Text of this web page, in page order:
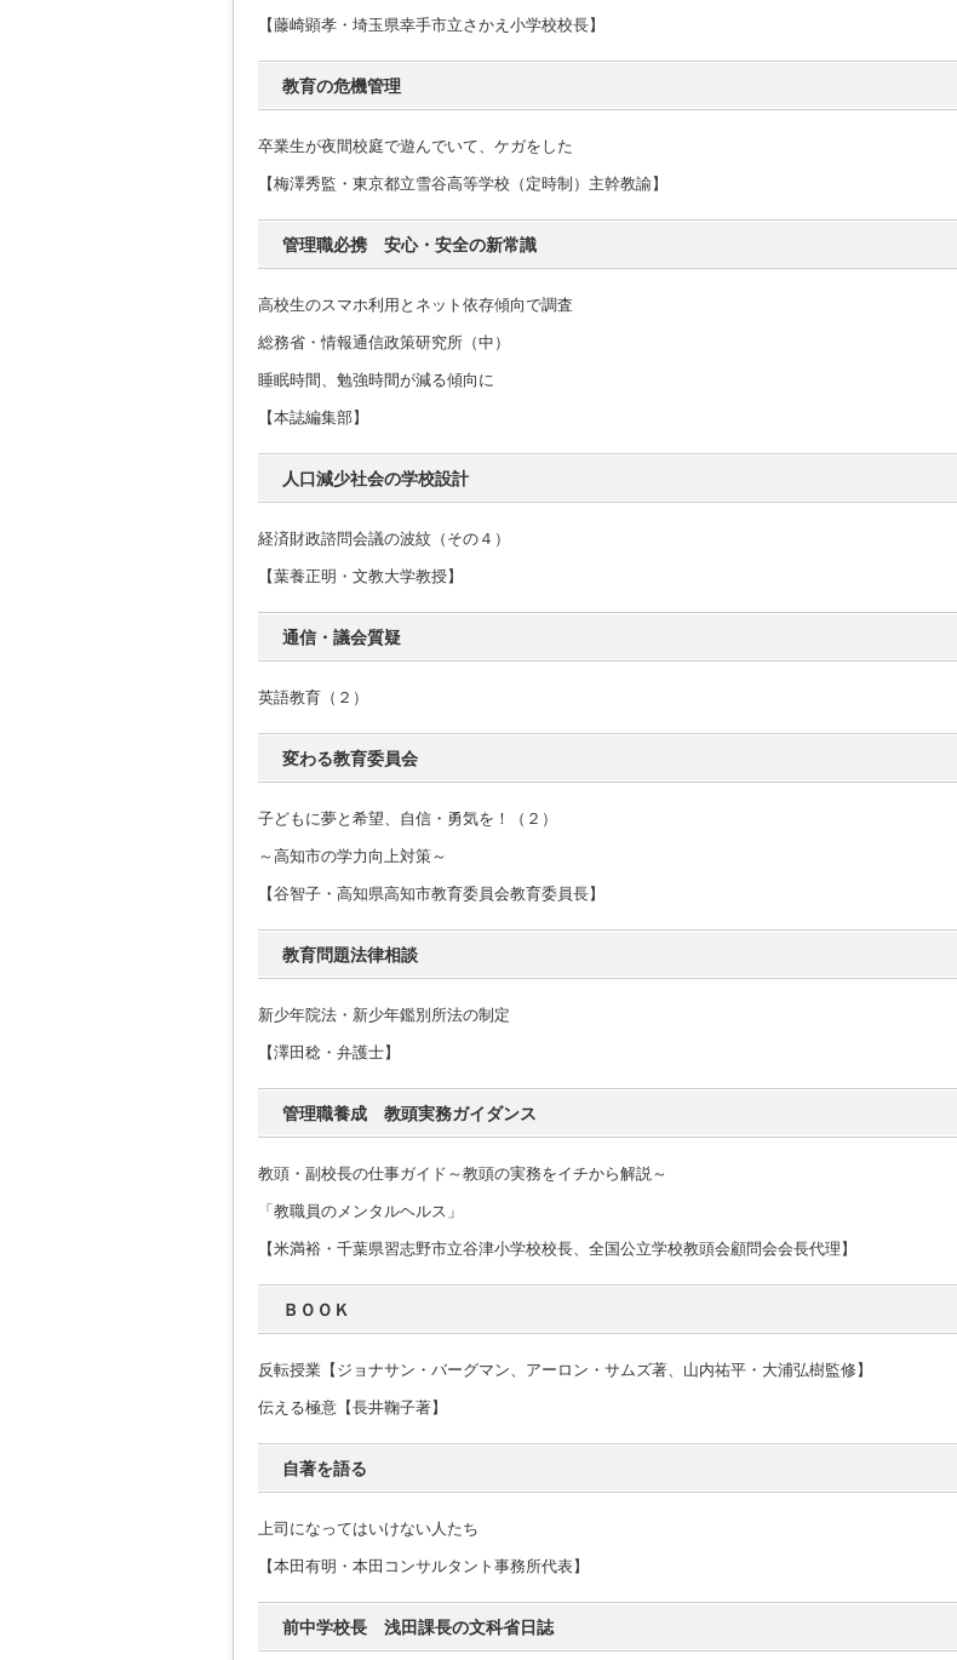
【藤崎顕孝・埼玉県幸手市立さかえ小学校校長】
教育の危機管理
卒業生が夜間校庭で遊んでいて、ケガをした
【梅澤秀監・東京都立雪谷高等学校（定時制）主幹教諭】
管理職必携 安心・安全の新常識
高校生のスマホ利用とネット依存傾向で調査
総務省・情報通信政策研究所（中）
睡眠時間、勉強時間が減る傾向に
【本誌編集部】
人口減少社会の学校設計
経済財政諮問会議の波紋（その４）
【葉養正明・文教大学教授】
通信・議会質疑
英語教育（２）
変わる教育委員会
子どもに夢と希望、自信・勇気を！（２）
～高知市の学力向上対策～
【谷智子・高知県高知市教育委員会教育委員長】
教育問題法律相談
新少年院法・新少年鑑別所法の制定
【澤田稔・弁護士】
管理職養成 教頭実務ガイダンス
教頭・副校長の仕事ガイド～教頭の実務をイチから解説～
「教職員のメンタルヘルス」
【米満裕・千葉県習志野市立谷津小学校校長、全国公立学校教頭会顧問会会長代理】
ＢＯＯＫ
反転授業【ジョナサン・バーグマン、アーロン・サムズ著、山内祐平・大浦弘樹監修】
伝える極意【長井鞠子著】
自著を語る
上司になってはいけない人たち
【本田有明・本田コンサルタント事務所代表】
前中学校長 浅田課長の文科省日誌